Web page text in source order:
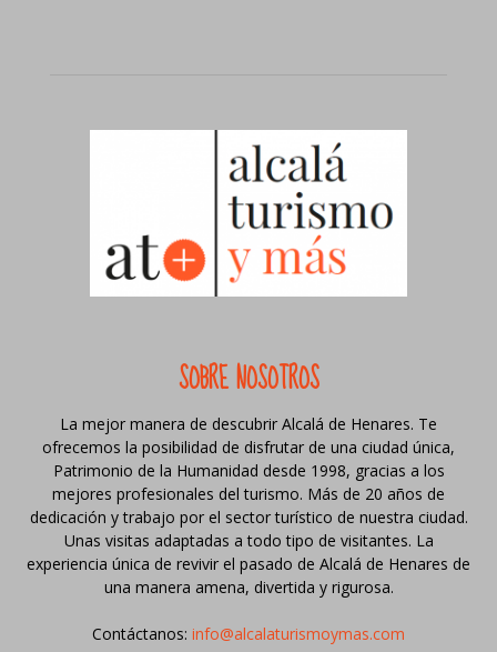
SOBRE NOSOTROS
La mejor manera de descubrir Alcalá de Henares. Te
ofrecemos la posibilidad de disfrutar de una ciudad única,
Patrimonio de la Humanidad desde 1998, gracias a los
mejores profesionales del turismo. Más de 20 años de
dedicación y trabajo por el sector turístico de nuestra ciudad.
Unas visitas adaptadas a todo tipo de visitantes. La
experiencia única de revivir el pasado de Alcalá de Henares de
una manera amena, divertida y rigurosa.
Contáctanos: info@alcalaturismoymas.com